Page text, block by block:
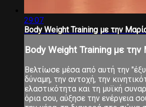
29:07
Body Weight Training με την
Body Weight Training με την
Βελτίωσε μέσα από αυτή την
δύναμη, την αντοχή, την
ελαστικότητα και τη μυϊκή
όρια σου, αύξησε την ενέργεια